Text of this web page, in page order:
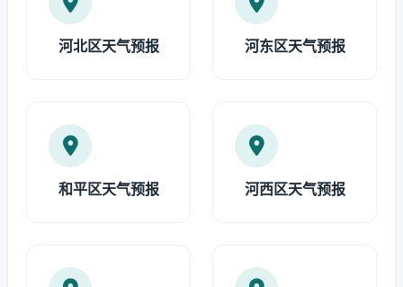
河北区天气预报 河东区天气预报
和平区天气预报 河西区天气预报